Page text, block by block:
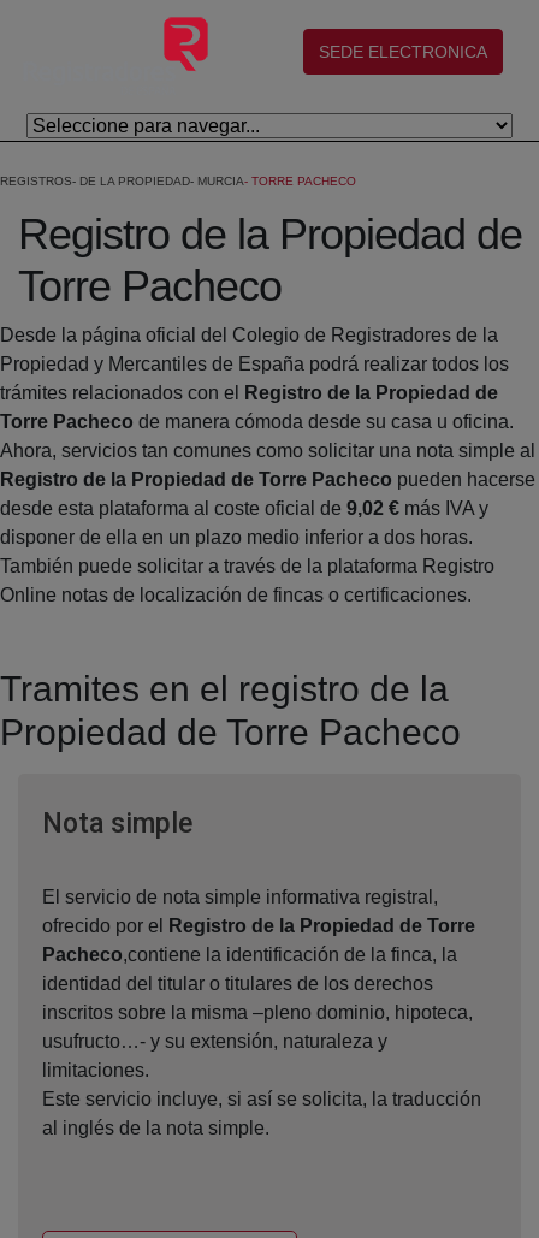
Salta al contingut principal
(abre en nueva ventana)
SEDE ELECTRONICA
REGISTROS DE LA PROPIEDAD MURCIA TORRE PACHECO
Registro de la Propiedad de
Torre Pacheco
Desde la página oficial del Colegio de Registradores de la
Propiedad y Mercantiles de España podrá realizar todos los
trámites relacionados con el
Registro de la Propiedad de
Torre Pacheco de manera cómoda desde su casa u oficina.
Ahora, servicios tan comunes como solicitar una nota simple al
Registro de la Propiedad de Torre Pacheco pueden hacerse
desde esta plataforma al coste oficial de 9,02 € más IVA y
disponer de ella en un plazo medio inferior a dos horas.
También puede solicitar a través de la plataforma Registro
Online notas de localización de fincas o certificaciones.
Tramites en el registro de la
Propiedad de Torre Pacheco
Nota simpleVentana nueva
El servicio de nota simple informativa registral,
ofrecido por el
Registro de la Propiedad de Torre
Pacheco,contiene la identificación de la finca, la
identidad del titular o titulares de los derechos
inscritos sobre la misma –pleno dominio, hipoteca,
usufructo…- y su extensión, naturaleza y
limitaciones.
Este servicio incluye, si así se solicita, la traducción
al inglés de la nota simple.